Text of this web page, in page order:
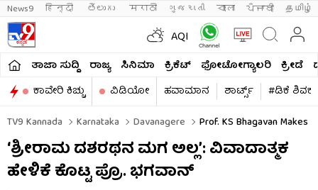
News9 हिन्दी తెలుగు मराठी ગુજરાતી বাংলা ਪੰਜਾਬੀ தமிழ்
AQI
ತಾಜಾ ಸುದ್ದಿ ರಾಜ್ಯ ಸಿನಿಮಾ ಕ್ರಿಕೆಟ್​ ಫೋಟೋಗ್ಯಾಲರಿ ಕ್ರೀಡೆ
ಕಾವೇರಿ ಕಿಚ್ಚು
ವಿಡಿಯೋ ಹವಾಮಾನ ಶಾರ್ಟ್ಸ್​
#ಡಿಕೆ
TV9 Kannada
Karnataka Davanagere Prof. KS Bhagavan Makes
‘ಶ್ರೀರಾಮ ದಶರಥನ ಮಗ ಅಲ್ಲ’: ವಿವಾದಾತ್ಮಕ
ಹೇಳಿಕೆ ಕೊಟ್ಟ ಪ್ರೊ. ಭಗವಾನ್